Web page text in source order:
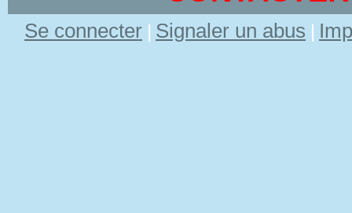
Se connecter | Signaler un abus |